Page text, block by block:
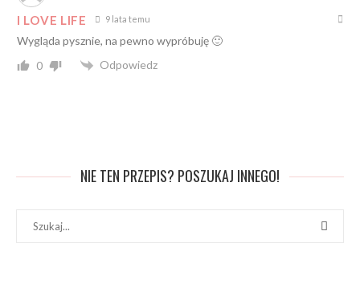
I LOVE LIFE 9 lata temu
Wygląda pysznie, na pewno wypróbuję 🙂
0
Odpowiedz
NIE TEN PRZEPIS? POSZUKAJ INNEGO!